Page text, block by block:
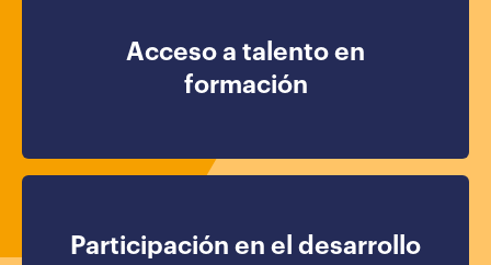
Acceso a talento en
formación
Participación en el desarrollo